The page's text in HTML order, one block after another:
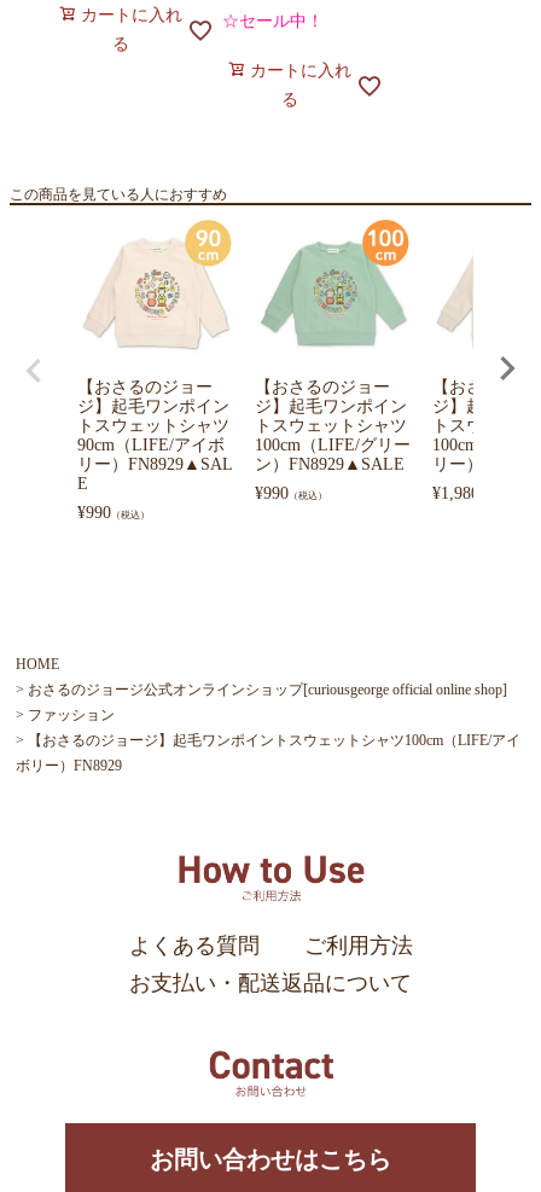
カートに入れ
る
☆セール中！
カートに入れ
る
この商品を見ている人におすすめ
【おさるのジョー
ジ】起毛ワンポイン
トスウェットシャツ
90cm（LIFE/アイボ
リー）FN8929▲SAL
E
¥990 （税込）
【おさるのジョー
ジ】起毛ワンポイン
トスウェットシャツ
100cm（LIFE/グリー
ン）FN8929▲SALE
¥990 （税込）
【おさるのジ
ジ】起毛ワン
トスウェット
100cm（風船/
リー）FN8928
¥1,980
HOME
おさるのジョージ公式オンラインショップ[curiousgeorge official online shop]
ファッション
【おさるのジョージ】起毛ワンポイントスウェットシャツ100cm（LIFE/アイ
ボリー）FN8929
よくある質問
ご利用方法
お支払い・配送返品について
お問い合わせはこちら